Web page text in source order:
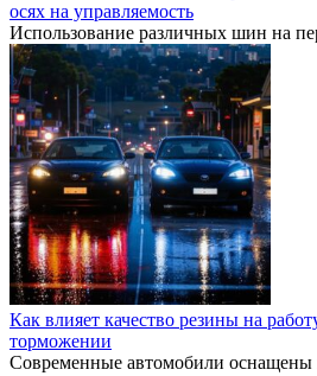
осях на управляемость
Использование различных шин на
Как влияет качество резины на
торможении
Современные автомобили оснащены